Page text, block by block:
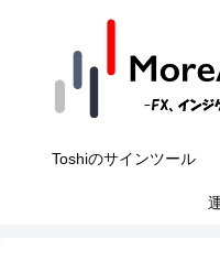
Toshiのサインツール